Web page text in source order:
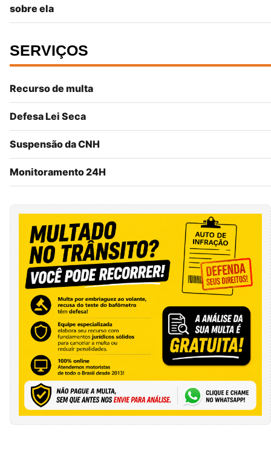
sobre ela
SERVIÇOS
Recurso de multa
Defesa Lei Seca
Suspensão da CNH
Monitoramento 24H